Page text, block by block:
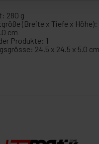
280 g
(Breite x Tiefe x Höhe):
cm
Produkte: 1
24.5 x 24.5 x 5.0 cm